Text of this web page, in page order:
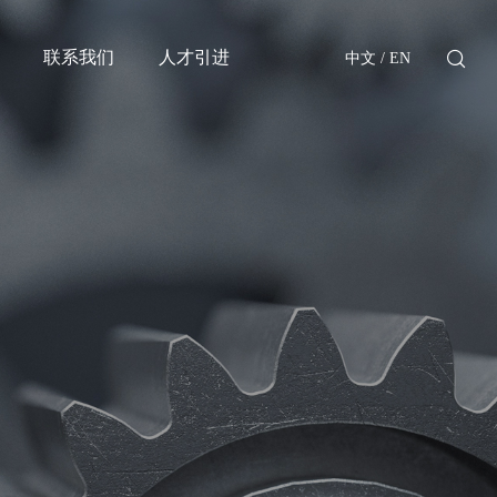
联系我们 人才引进 中文 / EN